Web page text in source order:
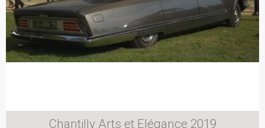
Chantilly Arts et Elégance 2019